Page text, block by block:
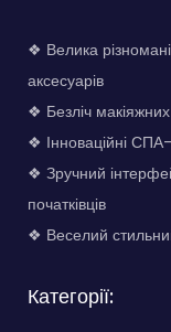
❖ Велика
аксесуарів
❖ Безліч макіяжних
❖ Інноваційні
❖ Зручний
початківців
❖ Веселий
Категорії: